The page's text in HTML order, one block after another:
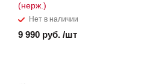
(нерж.)
Нет в наличии
9 990 руб. /шт